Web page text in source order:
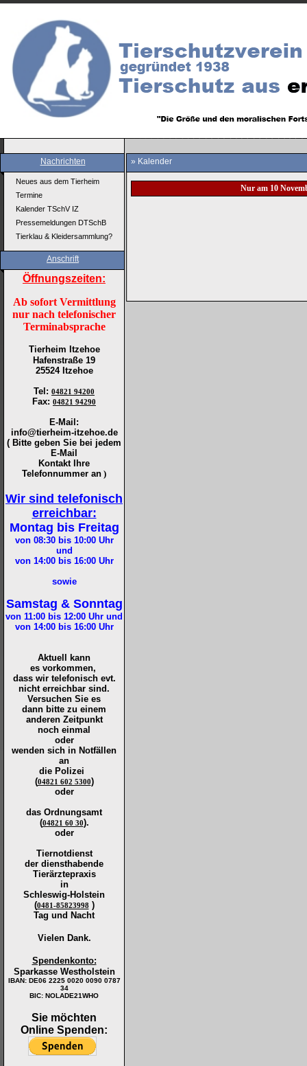
Nachrichten
Neues aus dem Tierheim
Termine
Kalender TSchV IZ
Pressemeldungen DTSchB
Tierklau & Kleidersammlung?
Anschrift
Öffnungszeiten:
Ab sofort Vermittlung
nur nach telefonischer
Terminabsprache
Tierheim Itzehoe
Hafenstraße 19
25524 Itzehoe
Tel : 04821 94200
Fax: 04821 94290
E-Mail:
info@tierheim-itzehoe.de
( Bitte geben Sie bei jedem
E-Mail
Kontakt Ihre
Telefonnummer an )
Wir sind telefonisch
erreichbar:
Montag bis Freitag
von 08:30 bis 10:00Uhr
und
von 14:00 bis 16:00Uhr
sowie
Samstag & Sonntag
von 11:00 bis 12:00 Uhr und
von 14:00 bis 16:00Uhr
Aktuell kann
es vorkommen,
dass wir telefonisch evt.
nicht erreichbar sind.
Versuchen Sie es
dann bitte zu einem
anderen Zeitpunkt
noch einmal
oder
wenden sich in Notfällen
an
die Polizei
(04821 602 5300)
oder
das Ordnungsamt
(04821 60 30).
oder
Tiernotdienst
der diensthabende
Tierärztepraxis
in
Schleswig-Holstein
(0481-85823998 )
Tag und Nacht
Vielen Dank.
Spendenkonto:
Sparkasse Westholstein
IBAN: DE06 2225 0020 0090 0787
34
BIC: NOLADE21WHO
Sie möchten
Online Spenden:
» Kalender
Nur am 10